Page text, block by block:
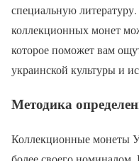
специальную
коллекционных монет
которое поможет вам
украинской культуры и
Методика
Коллекционные монеты